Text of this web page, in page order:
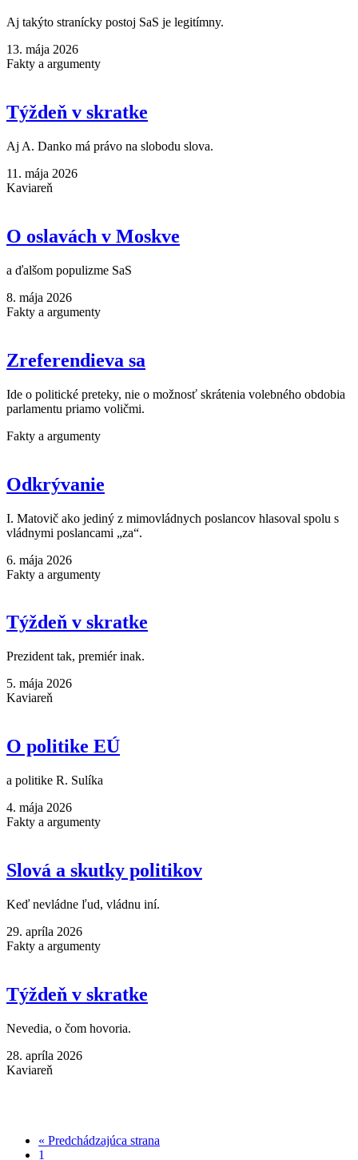
Aj takýto stranícky postoj SaS je legitímny.
13. mája 2026
Fakty a argumenty
Týždeň v skratke
Aj A. Danko má právo na slobodu slova.
11. mája 2026
Kaviareň
O oslavách v Moskve
a ďalšom populizme SaS
8. mája 2026
Fakty a argumenty
Zreferendieva sa
Ide o politické preteky, nie o možnosť skrátenia volebného obdobia
parlamentu priamo voličmi.
Fakty a argumenty
Odkrývanie
I. Matovič ako jediný z mimovládnych poslancov hlasoval spolu s
vládnymi poslancami „za“.
6. mája 2026
Fakty a argumenty
Týždeň v skratke
Prezident tak, premiér inak.
5. mája 2026
Kaviareň
O politike EÚ
a politike R. Sulíka
4. mája 2026
Fakty a argumenty
Slová a skutky politikov
Keď nevládne ľud, vládnu iní.
29. apríla 2026
Fakty a argumenty
Týždeň v skratke
Nevedia, o čom hovoria.
28. apríla 2026
Kaviareň
« Predchádzajúca strana
1